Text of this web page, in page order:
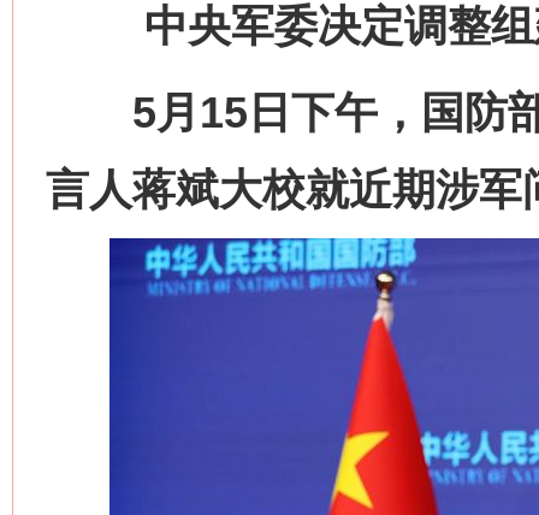
中央军委决定调整组
5月15日下午，国防部
言人蒋斌大校就近期涉军